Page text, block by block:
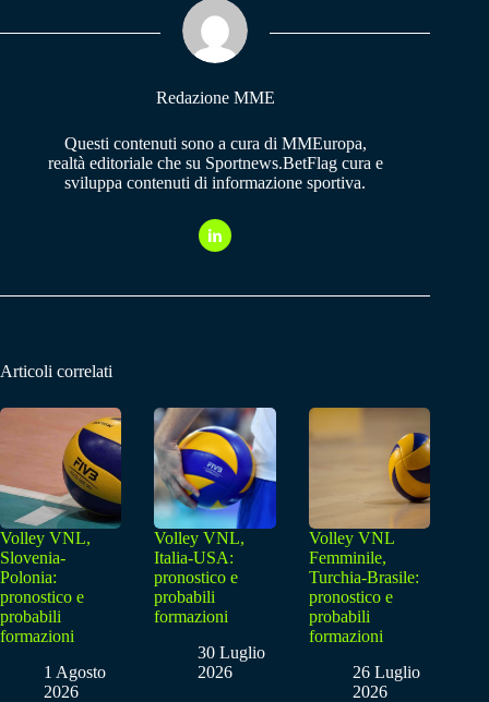
pp m
Redazione MME
Questi contenuti sono a cura di MMEuropa,
realtà editoriale che su Sportnews.BetFlag cura e
sviluppa contenuti di informazione sportiva.
Articoli correlati
Volley VNL,
Slovenia-
Polonia:
pronostico e
probabili
formazioni
1 Agosto
2026
Volley VNL,
Italia-USA:
pronostico e
probabili
formazioni
30 Luglio
2026
Volley VNL
Femminile,
Turchia-Brasile:
pronostico e
probabili
formazioni
26 Luglio
2026